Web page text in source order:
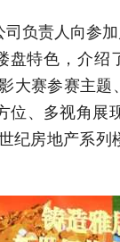
负责人向参
盘特色，介
大赛参赛主
位、多视角展
纪房地产系